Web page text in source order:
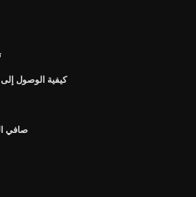
كيفية الوصول
صافي